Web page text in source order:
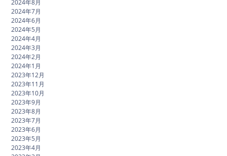
2024年8月
2024年7月
2024年6月
2024年5月
2024年4月
2024年3月
2024年2月
2024年1月
2023年12月
2023年11月
2023年10月
2023年9月
2023年8月
2023年7月
2023年6月
2023年5月
2023年4月